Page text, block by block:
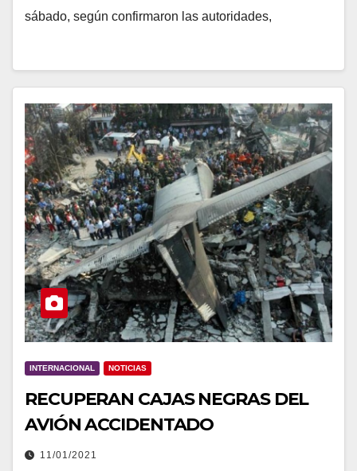
sábado, según confirmaron las autoridades,
INTERNACIONAL NOTICIAS
RECUPERAN CAJAS NEGRAS DEL
AVIÓN ACCIDENTADO
11/01/2021